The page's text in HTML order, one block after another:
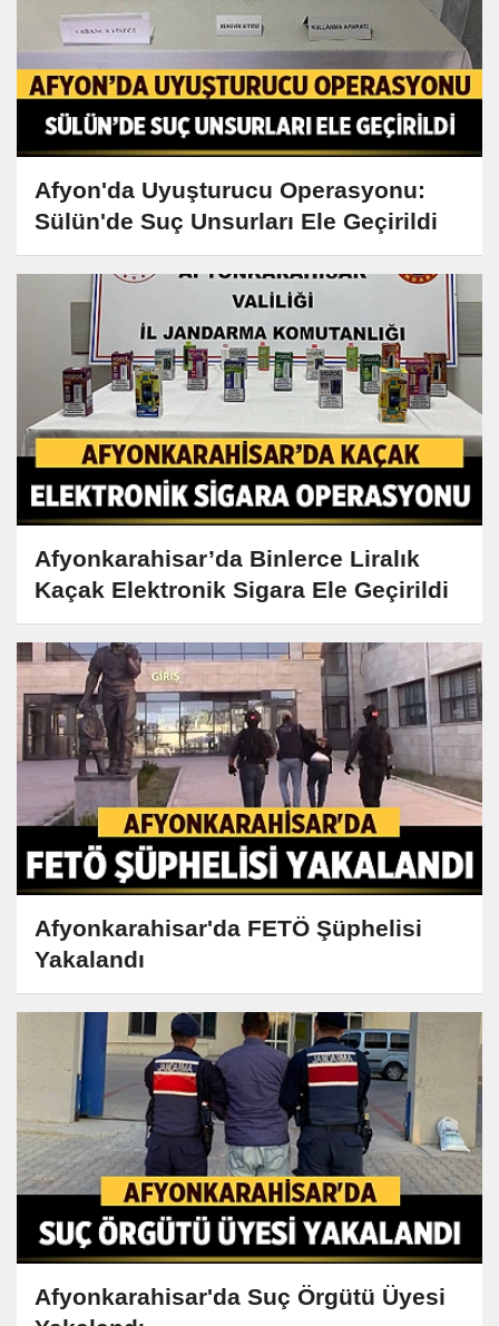
Afyon'da Uyuşturucu Operasyonu:
Sülün'de Suç Unsurları Ele Geçirildi
Afyonkarahisar’da Binlerce Liralık
Kaçak Elektronik Sigara Ele Geçirildi
Afyonkarahisar'da FETÖ Şüphelisi
Yakalandı
Afyonkarahisar'da Suç Örgütü Üyesi